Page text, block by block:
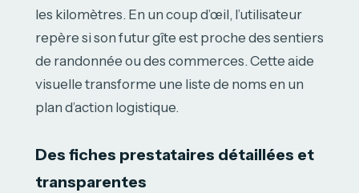
les kilomètres. En un coup d’œil, l’utilisateur
repère si son futur gîte est proche des sentiers
de randonnée ou des commerces. Cette aide
visuelle transforme une liste de noms en un
plan d’action logistique.
Des fiches prestataires détaillées et
transparentes